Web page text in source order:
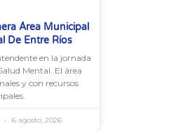
Área Municipal
De Entre Ríos
en la jornada
Mental. El área
y con recursos
6 agosto, 2026